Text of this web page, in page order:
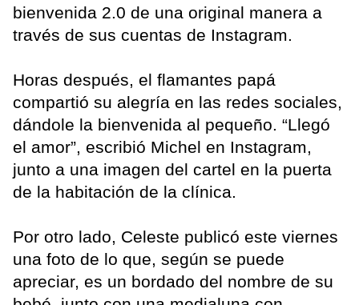
bienvenida 2.0 de una original manera a
través de sus cuentas de Instagram.
Horas después, el flamantes papá
compartió su alegría en las redes sociales,
dándole la bienvenida al pequeño. “Llegó
el amor”, escribió Michel en Instagram,
junto a una imagen del cartel en la puerta
de la habitación de la clínica.
Por otro lado, Celeste publicó este viernes
una foto de lo que, según se puede
apreciar, es un bordado del nombre de su